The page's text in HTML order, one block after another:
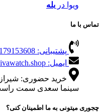
ویوا در بله
تماس با ما
پشتیبانی: 09179153608
ایمیل: info@vivawatch.shop
خرید حضوری:
سینما سعدی سمت راست
چجوری میتونی به ما اطمینان کنی؟